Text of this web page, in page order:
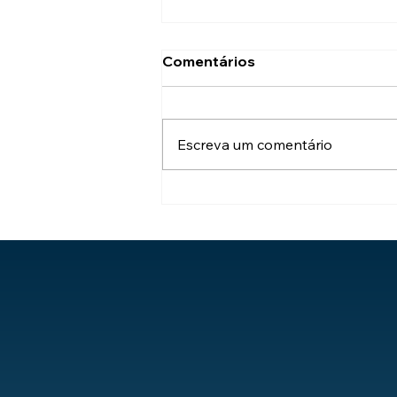
novo Portal do Aluno e do
Comentários
Escreva um comentário